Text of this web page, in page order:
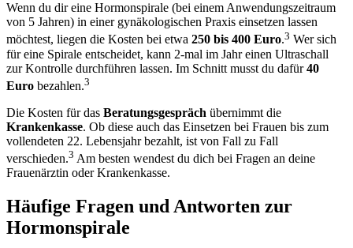
Wenn du dir eine Hormonspirale (bei einem Anwendungszeitraum
von 5 Jahren) in einer gynäkologischen Praxis einsetzen lassen
möchtest, liegen die Kosten bei etwa 250 bis 400 Euro.3 Wer sich
für eine Spirale entscheidet, kann 2-mal im Jahr einen Ultraschall
zur Kontrolle durchführen lassen. Im Schnitt musst du dafür40
Euro bezahlen.3
Die Kosten für das Beratungsgespräch übernimmt die
Krankenkasse. Ob diese auch das Einsetzen bei Frauen bis zum
vollendeten 22. Lebensjahr bezahlt, ist von Fall zu Fall
verschieden.3 Am besten wendest du dich bei Fragen an deine
Frauenärztin oder Krankenkasse.
Häufige Fragen und Antworten zur
Hormonspirale